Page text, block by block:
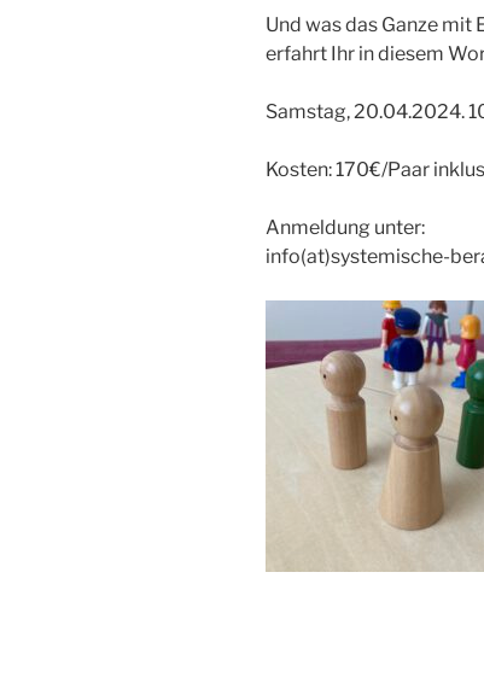
Und was das Ganze mit
erfahrt Ihr in diesem
Samstag, 20.04.2024.
Kosten: 170€/Paar
Anmeldung unter:
info(at)systemische-